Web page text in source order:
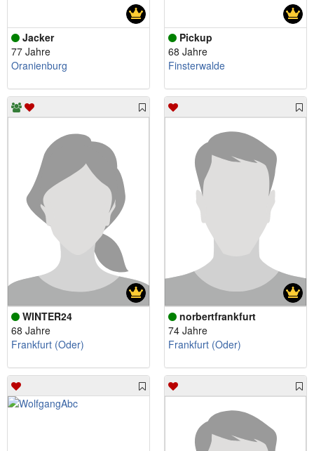
Jacker
77 Jahre
Oranienburg
Pickup
68 Jahre
Finsterwalde
WINTER24
68 Jahre
Frankfurt (Oder)
norbertfrankfurt
74 Jahre
Frankfurt (Oder)